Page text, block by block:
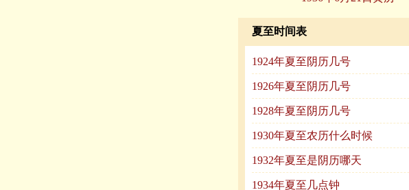
夏至时间表
1924年夏至阴历几号
1926年夏至阴历几号
1928年夏至阴历几号
1930年夏至农历什么时候
1932年夏至是阴历哪天
1934年夏至几点钟